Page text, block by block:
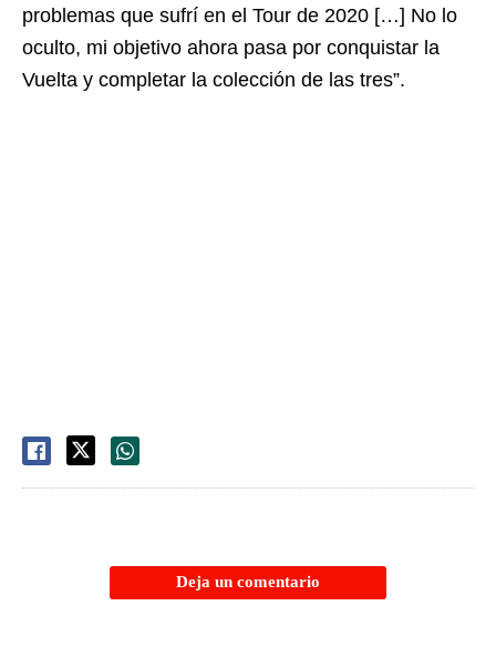
problemas que sufrí en el Tour de 2020 […] No lo
oculto, mi objetivo ahora pasa por conquistar la
Vuelta y completar la colección de las tres”.
Deja un comentario